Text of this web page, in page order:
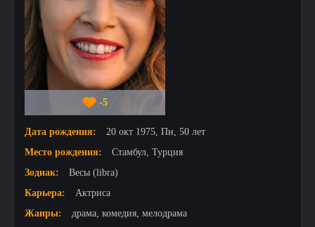
-5
Дата рождения:
20 окт 1975, Пн, 50 лет
Место рождения:
Стамбул, Турция
Зодиак:
Весы (libra)
Карьера:
Актриса
Жанры:
драма, комедия, мелодрама